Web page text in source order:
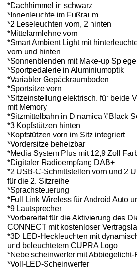
*Dachhimmel in schwarz
*Innenleuchte im Fußraum
*2 Leseleuchten vorn, 2 hinten
*Mittelarmlehne vorn
*Smart Ambient Light mit
vorn und hinten
*Sonnenblenden mit Make-up
*Sportpedalerie in Aluminiumoptik
*Variabler Gepäckraumboden
*Sportsitze vorn
*Sitzeinstellung elektrisch, für beide
mit Memory
*Sitzmittelbahn in Dinamica \"Black
*3 Kopfstützen hinten
*Kopfstützen vorn im Sitz integriert
*Vordersitze beheizbar
*Media System Plus mit 12,9 Zoll
*Digitaler Radioempfang DAB+
*2 USB-C-Schnittstellen vorn und 2
für die 2. Sitzreihe
*Sprachsteuerung
*Full Link Wireless für Android Auto
*9 Lautsprecher
*Vorbereitet für die Aktivierung des
CONNECT mit kostenloser
*3D LED-Heckleuchten mit
und beleuchtetem CUPRA Logo
*Nebelscheinwerfer mit Abbiegelicht-
*Voll-LED-Scheinwerfer